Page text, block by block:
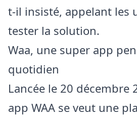
t-il insisté, appelant les
tester la solution.
Waa, une super app
quotidien
Lancée le 20 décembre
app WAA se veut une